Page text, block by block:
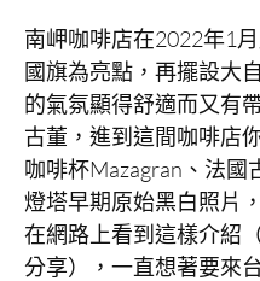
南岬咖啡店在2022年1
國旗為亮點，再擺設大
的氣氛顯得舒適而又有
古董，進到這間咖啡店
咖啡杯Mazagran、法國
燈塔早期原始黑白照片
在網路上看到這樣介紹
分享），一直想著要來